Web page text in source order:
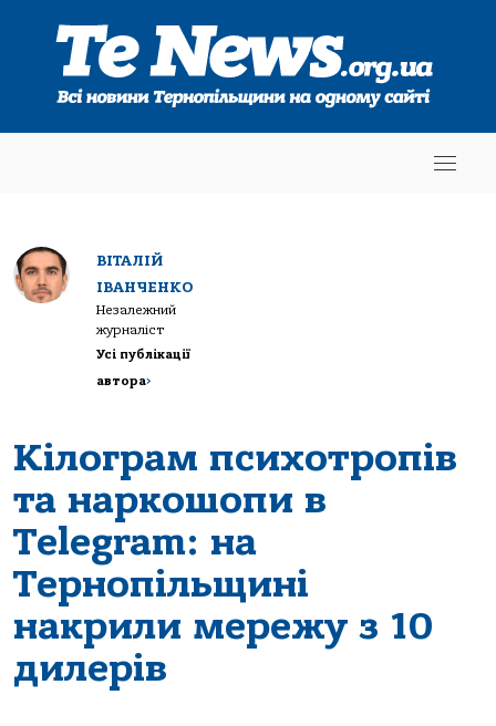
ВІТАЛІЙ
ІВАНЧЕНКО
Незалежний
журналіст
Усі публікації
автора>
Кілограм психотропів
та наркошопи в
Telegram: на
Тернопільщині
накрили мережу з 10
дилерів